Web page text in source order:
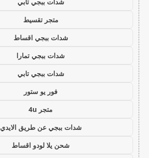
متجر تقسيط
شدات ببجي اقساط
شدات ببجي تمارا
شدات ببجي تابي
فور يو ستور
متجر 4u
شدات ببجي عن طريق الايدي
شحن يلا لودو اقساط